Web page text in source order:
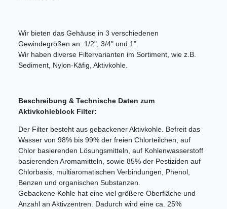
Wir bieten das Gehäuse in 3 verschiedenen
Gewindegrößen an: 1/2", 3/4" und 1".
Wir haben diverse Filtervarianten im Sortiment, wie z.B.
Sediment, Nylon-Käfig, Aktivkohle.
Beschreibung & Technische Daten zum
Aktivkohleblock Filter:
Der Filter besteht aus gebackener Aktivkohle. Befreit das
Wasser von 98% bis 99% der freien Chlorteilchen, auf
Chlor basierenden Lösungsmitteln, auf Kohlenwasserstoff
basierenden Aromamitteln, sowie 85% der Pestiziden auf
Chlorbasis, multiaromatischen Verbindungen, Phenol,
Benzen und organischen Substanzen.
Gebackene Kohle hat eine viel größere Oberfläche und
Anzahl an Aktivzentren. Dadurch wird eine ca. 25%